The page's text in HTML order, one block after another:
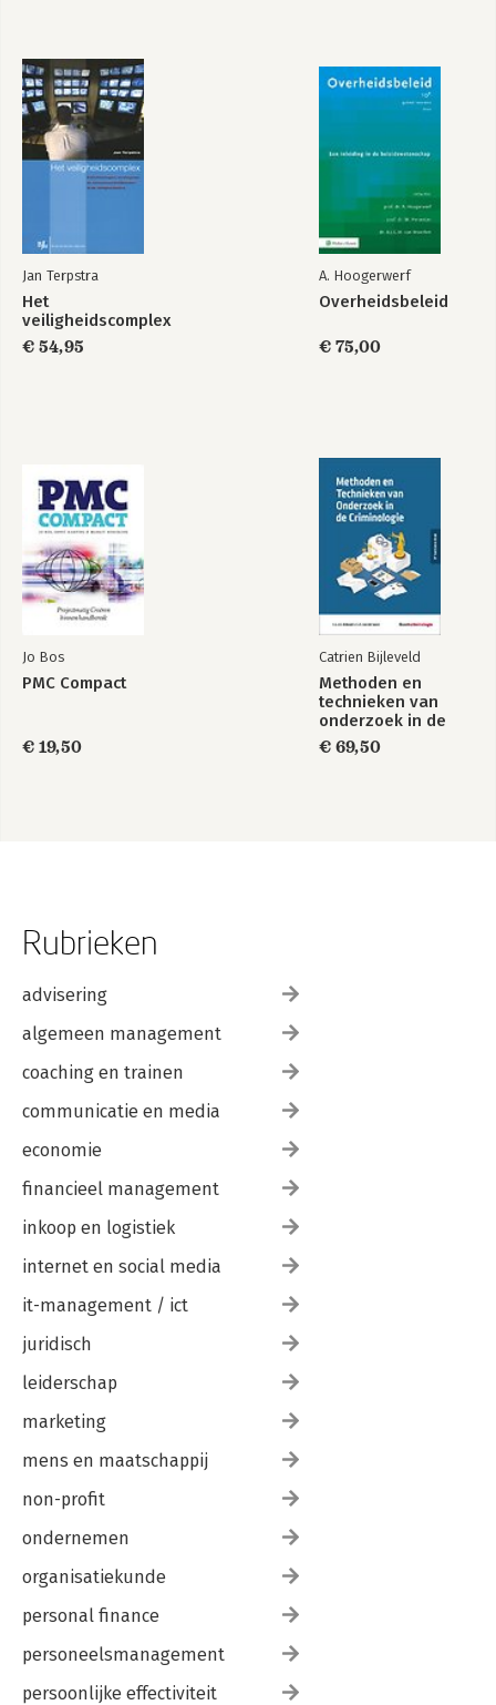
Jan Terpstra
Het
veiligheidscomplex
€ 54,95
A. Hoogerwerf
Overheidsbeleid
€ 75,00
Jo Bos
PMC Compact
€ 19,50
Catrien Bijleveld
Methoden en
technieken van
onderzoek in de
criminologie
€ 69,50
Rubrieken
advisering
algemeen management
coaching en trainen
communicatie en media
economie
financieel management
inkoop en logistiek
internet en social media
it-management / ict
juridisch
leiderschap
marketing
mens en maatschappij
non-profit
ondernemen
organisatiekunde
personal finance
personeelsmanagement
persoonlijke effectiviteit